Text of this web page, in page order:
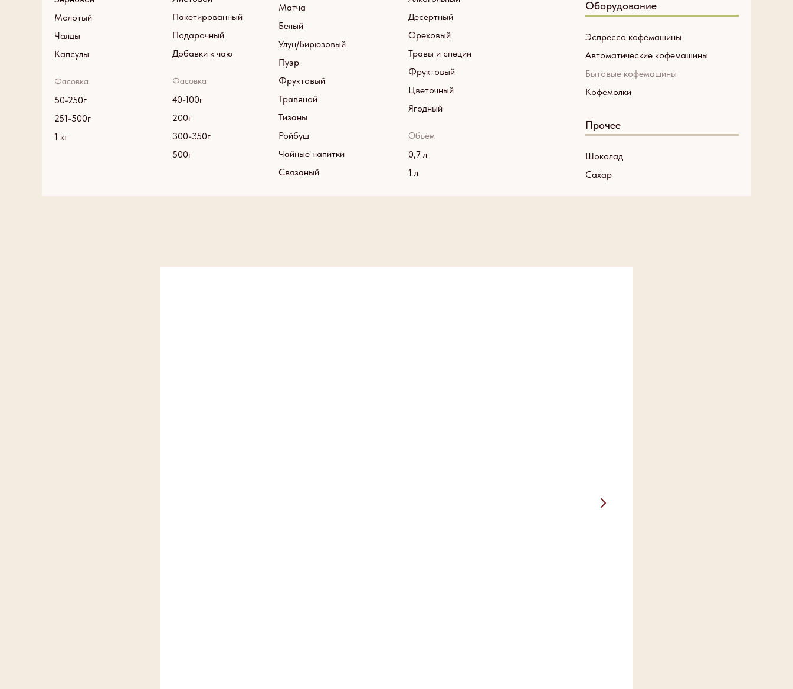
50-250г
251-500г
1 кг
Фасовка
Молотый
Чалды
Капсулы
Пакетированный
Подарочный
Добавки к чаю
Фасовка
40-100г
200г
Матча
Улун/Бирюзовый
Фруктовый
Пуэр
Белый
Травяной
Тизаны
Ройбуш
Чайные напитки
Связаный
Травы и специи
Десертный
Фруктовый
Ореховый
Цветочный
Ягодный
0,7 л
1 л
Объём
300-350г
500г
Оборудование
Автоматические кофемашины
Кофемолки
Бытовые кофемашины
Прочее
Эспрессо кофемашины
Сахар
Шоколад